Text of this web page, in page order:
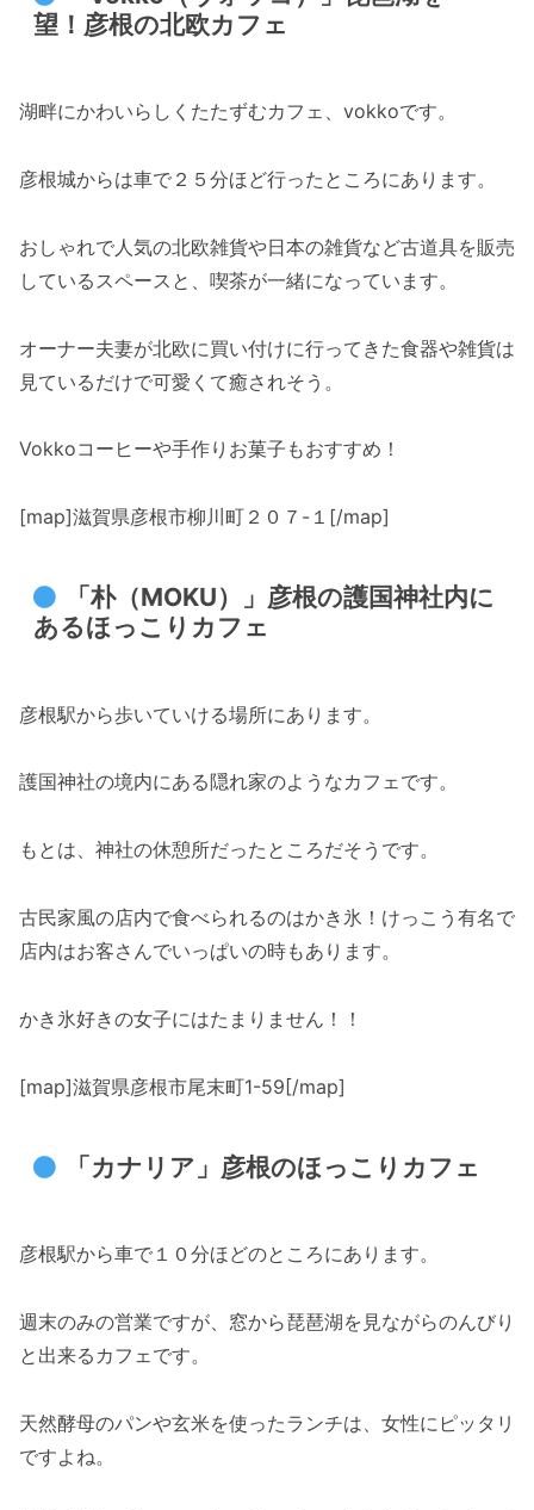
望！彦根の北欧カフェ
湖畔にかわいらしくたたずむカフェ、vokkoです。
彦根城からは車で２５分ほど行ったところにあります。
おしゃれで人気の北欧雑貨や日本の雑貨など古道具を販売
しているスペースと、喫茶が一緒になっています。
オーナー夫妻が北欧に買い付けに行ってきた食器や雑貨は
見ているだけで可愛くて癒されそう。
Vokkoコーヒーや手作りお菓子もおすすめ！
[map]滋賀県彦根市柳川町２０７-１[/map]
「朴（MOKU）」彦根の護国神社内に
あるほっこりカフェ
彦根駅から歩いていける場所にあります。
護国神社の境内にある隠れ家のようなカフェです。
もとは、神社の休憩所だったところだそうです。
古民家風の店内で食べられるのはかき氷！けっこう有名で
店内はお客さんでいっぱいの時もあります。
かき氷好きの女子にはたまりません！！
[map]滋賀県彦根市尾末町1-59[/map]
「カナリア」彦根のほっこりカフェ
彦根駅から車で１０分ほどのところにあります。
週末のみの営業ですが、窓から琵琶湖を見ながらのんびり
と出来るカフェです。
天然酵母のパンや玄米を使ったランチは、女性にピッタリ
ですよね。